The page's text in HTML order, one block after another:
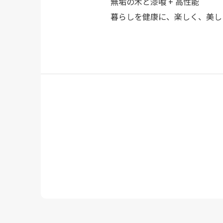
暮らしを健康に、楽しく、美し